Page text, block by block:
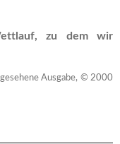
zu dem wir
Ausgabe, © 2000